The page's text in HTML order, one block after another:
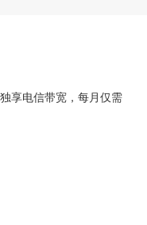
享电信带宽，每月仅需